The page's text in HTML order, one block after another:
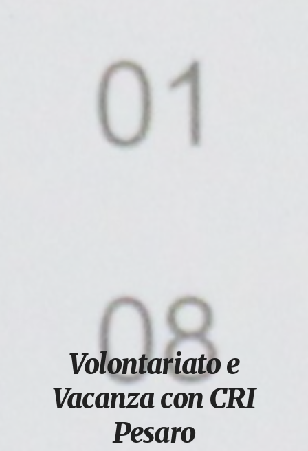
Volontariato e
Vacanza con CRI
Pesaro